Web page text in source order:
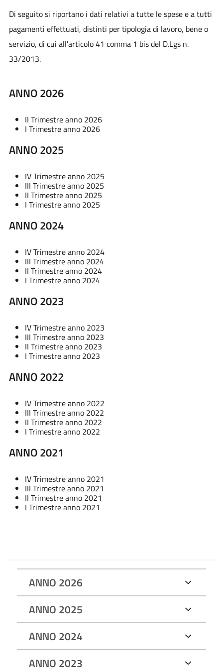
Di seguito si riportano i dati relativi a tutte le spese e a tutti
pagamenti effettuati, distinti per tipologia di lavoro, bene o
servizio, di cui all'articolo 41 comma 1 bis del D.Lgs n.
33/2013.
ANNO 2026
II Trimestre anno 2026
I Trimestre anno 2026
ANNO 2025
IV Trimestre anno 2025
III Trimestre anno 2025
II Trimestre anno 2025
I Trimestre anno 2025
ANNO 2024
IV Trimestre anno 2024
III Trimestre anno 2024
II Trimestre anno 2024
I Trimestre anno 2024
ANNO 2023
IV Trimestre anno 2023
III Trimestre anno 2023
II Trimestre anno 2023
I Trimestre anno 2023
ANNO 2022
IV Trimestre anno 2022
III Trimestre anno 2022
II Trimestre anno 2022
I Trimestre anno 2022
ANNO 2021
IV Trimestre anno 2021
III Trimestre anno 2021
II Trimestre anno 2021
I Trimestre anno 2021
ANNO 2026
ANNO 2025
ANNO 2024
ANNO 2023